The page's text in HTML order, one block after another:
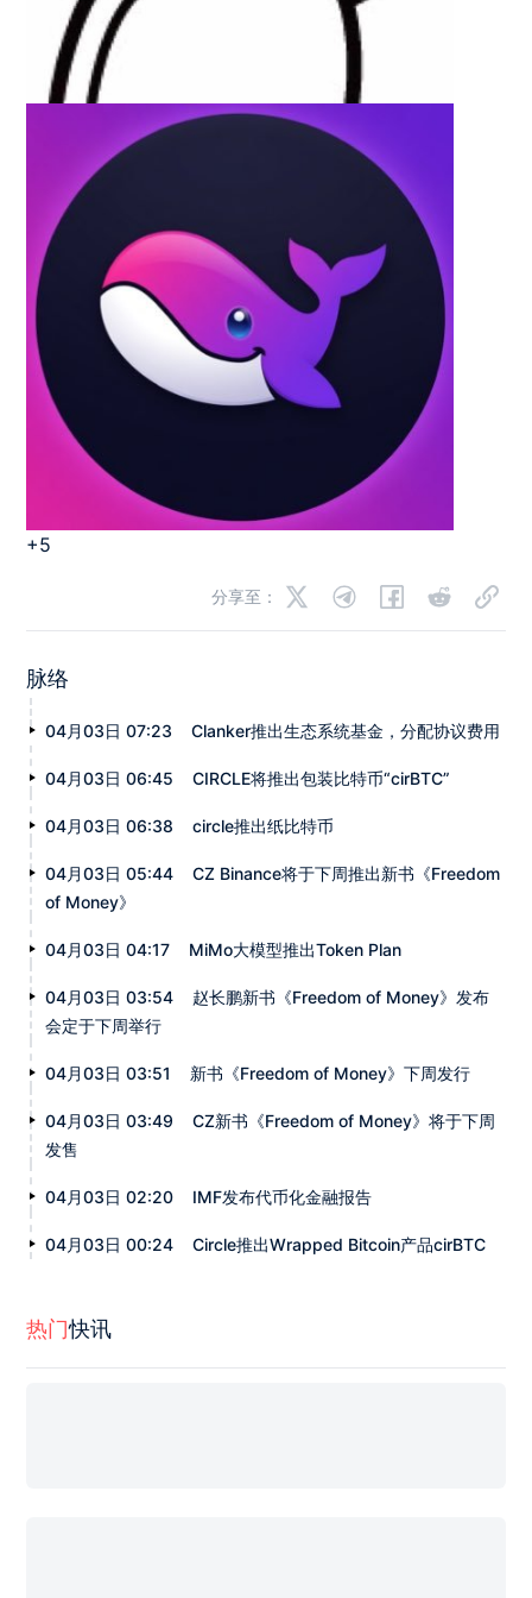
+5
分享至：
脉络
04月03日 07:23 Clanker推出生态系统基金，分配协议费用
04月03日 06:45 CIRCLE将推出包装比特币“cirBTC”
04月03日 06:38 circle推出纸比特币
04月03日 05:44
CZ Binance将于下周推出新书《Freedom
of Money》
04月03日 04:17 MiMo大模型推出Token Plan
04月03日 03:54
赵长鹏新书《Freedom of Money》发布
会定于下周举行
04月03日 03:51 新书《Freedom of Money》下周发行
04月03日 03:49
CZ新书《Freedom of Money》将于下周
发售
04月03日 02:20 IMF发布代币化金融报告
04月03日 00:24 Circle推出Wrapped Bitcoin产品cirBTC
热门快讯